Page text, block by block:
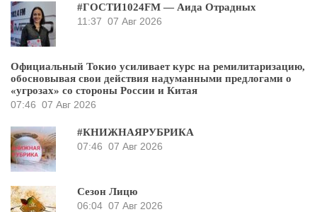
#ГОСТИ1024FM — Аида Отрадных
11:37 07 Авг 2026
Официальный Токио усиливает курс на ремилитаризацию,
обосновывая свои действия надуманными предлогами о
«угрозах» со стороны России и Китая
07:46 07 Авг 2026
#КНИЖНАЯРУБРИКА
07:46 07 Авг 2026
Сезон Лицю
06:04 07 Авг 2026